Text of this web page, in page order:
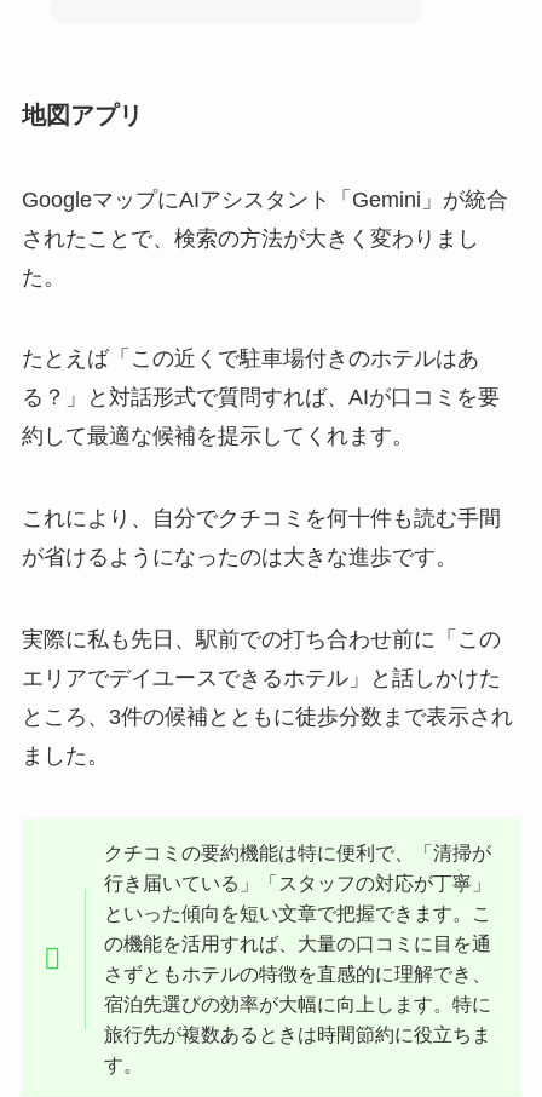
地図アプリ
GoogleマップにAIアシスタント「Gemini」が統合
されたことで、検索の方法が大きく変わりまし
た。
たとえば「この近くで駐車場付きのホテルはあ
る？」と対話形式で質問すれば、AIが口コミを要
約して最適な候補を提示してくれます。
これにより、自分でクチコミを何十件も読む手間
が省けるようになったのは大きな進歩です。
実際に私も先日、駅前での打ち合わせ前に「この
エリアでデイユースできるホテル」と話しかけた
ところ、3件の候補とともに徒歩分数まで表示され
ました。
クチコミの要約機能は特に便利で、「清掃が
行き届いている」「スタッフの対応が丁寧」
といった傾向を短い文章で把握できます。こ
の機能を活用すれば、大量の口コミに目を通
さずともホテルの特徴を直感的に理解でき、
宿泊先選びの効率が大幅に向上します。特に
旅行先が複数あるときは時間節約に役立ちま
す。